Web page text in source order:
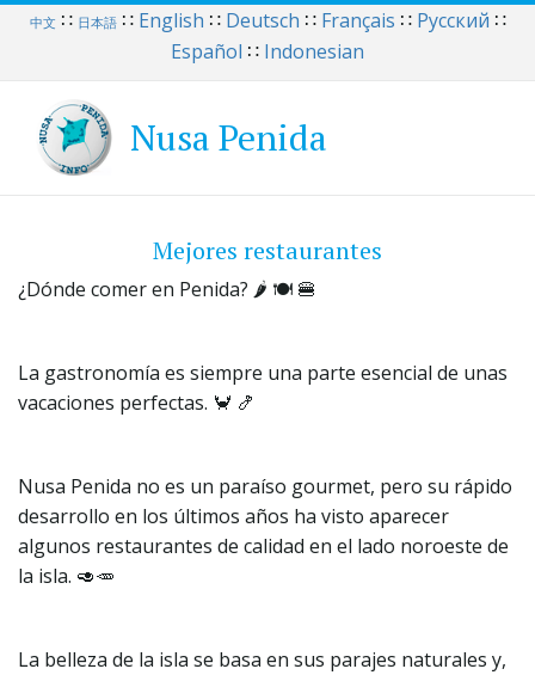
中文 ∷ 日本語∷ English ∷ Deutsch ∷ Français ∷ Русский ∷
Español ∷ Indonesian
Nusa Penida
Mejores restaurantes
¿Dónde comer en Penida? 🌶️ 🍽️ 🍔
La gastronomía es siempre una parte esencial de unas
vacaciones perfectas. 🦀 🍤
Nusa Penida no es un paraíso gourmet, pero su rápido
desarrollo en los últimos años ha visto aparecer
algunos restaurantes de calidad en el lado noroeste de
la isla. 🥑🥕
La belleza de la isla se basa en sus parajes naturales y,